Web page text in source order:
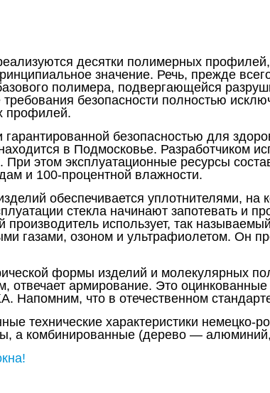
десятки полимерных
значение. Речь, прежде
полимера, подвергающейся
безопасности полностью
профилей.
безопасностью для
в Подмосковье. Разработчиком
При этом эксплуатационные ресурсы
и 100-процентной влажности.
обеспечивается уплотнителями,
стекла начинают запотевать и
производитель использует, так
газами, озоном и ультрафиолетом. Он
формы изделий и молекулярных
отвечает армирование. Это
Напомним, что в отечественном
технические характеристики
а комбинированные (дерево —